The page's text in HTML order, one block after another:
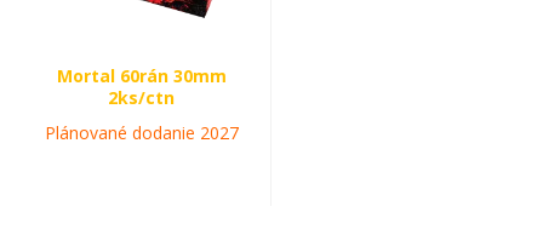
Mortal 60rán 30mm
2ks/ctn
Plánované dodanie 2027